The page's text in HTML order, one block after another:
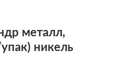
металл,
никель